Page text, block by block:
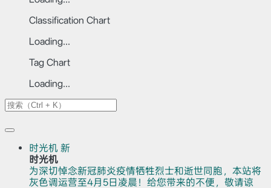
Classification Chart
Loading...
Tag Chart
Loading...
时光机 新
时光机
为深切悼念新冠肺炎疫情牺牲烈士和逝世同胞，本站将
灰色调运营至4月5日凌晨！给您带来的不便，敬请谅